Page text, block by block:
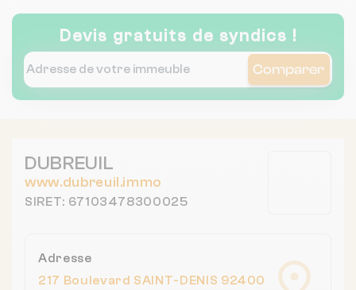
Devis gratuits de syndics !
Comparer
DUBREUIL
www.dubreuil.immo
SIRET: 67103478300025
Adresse
217 Boulevard SAINT-DENIS 92400